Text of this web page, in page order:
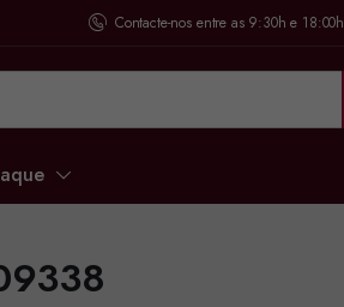
Contacte-nos entre as 9:30h e 18:00h